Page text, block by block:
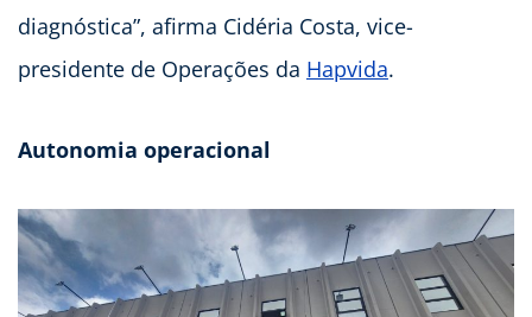
diagnóstica”, afirma Cidéria Costa, vice-
presidente de Operações da Hapvida.
Autonomia operacional